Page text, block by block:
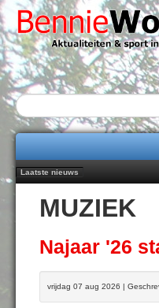
Home
Alle categorieën
Over Bennie Wolbers
Adverteren
Contact / Tiplijn
Laatste nieuws
nieuwe rugsponsor
Najaar '26 staat live!
Emmen wint op Open Dag
MUZIEK
Najaar '26
vrijdag 07 aug 2026 |